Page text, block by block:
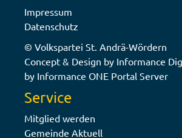
Impressum
Datenschutz
© Volkspartei St. Andrä-Wördern
Concept & Design by Informance
by Informance ONE Portal Server
Service
Mitglied werden
Gemeinde Aktuell